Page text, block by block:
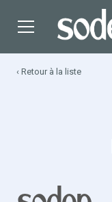
‹ Retour à la liste